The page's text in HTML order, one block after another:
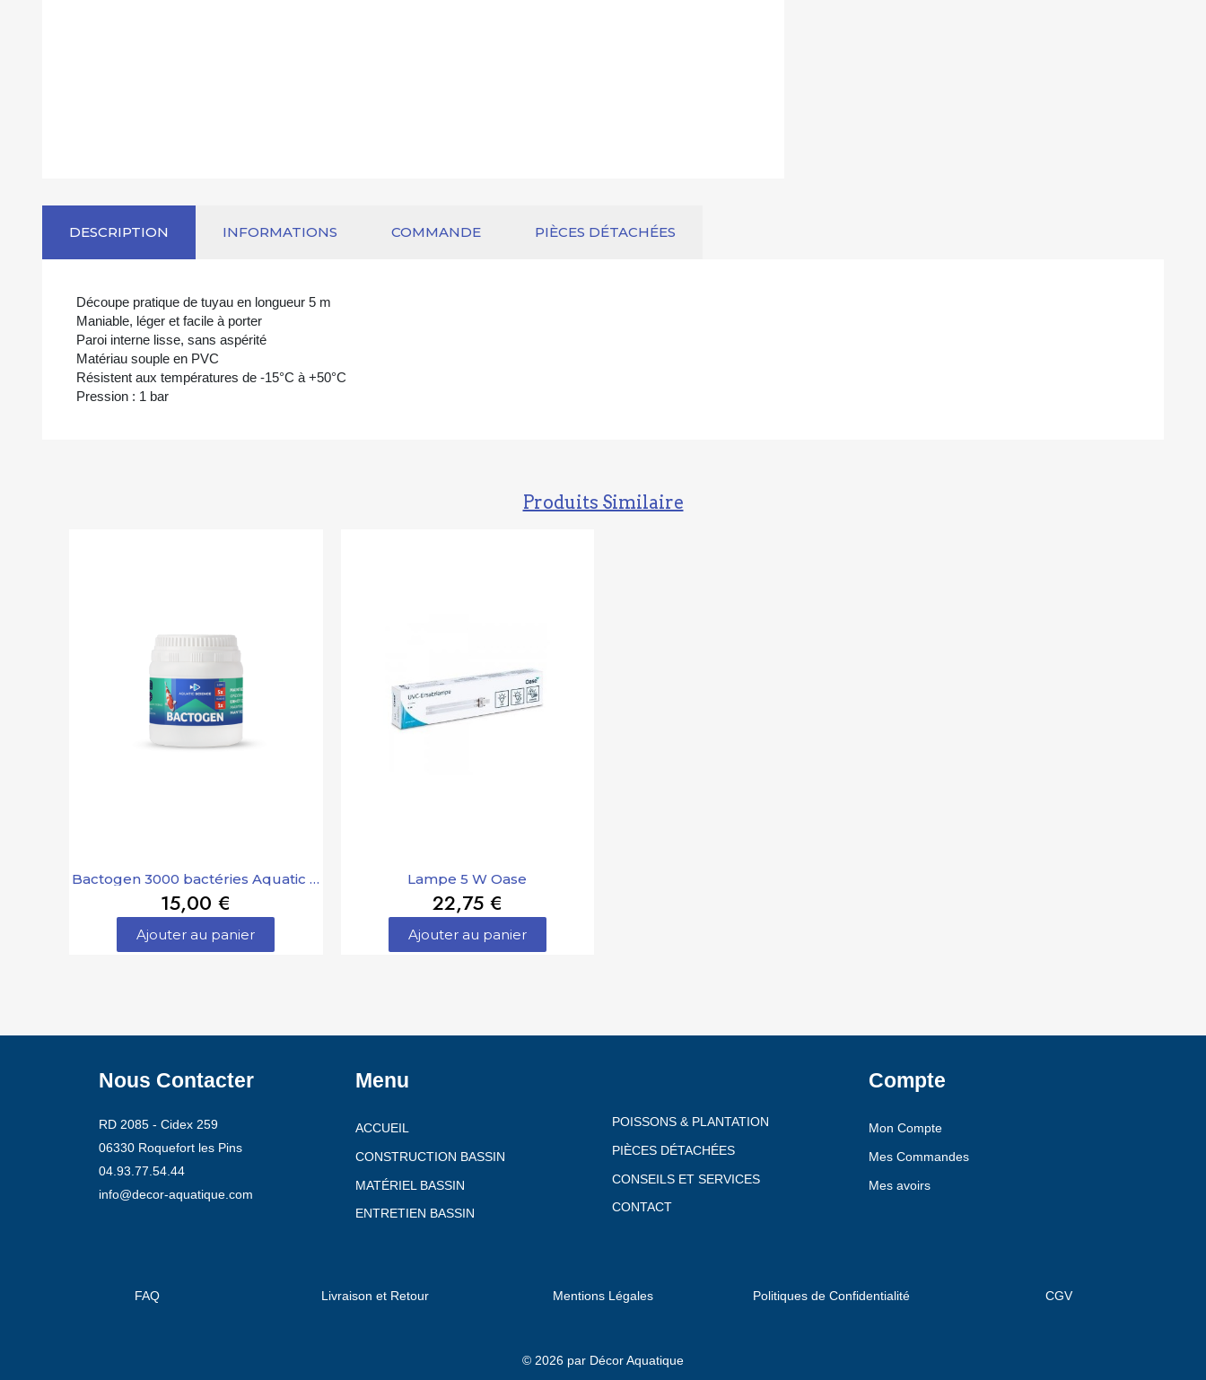
DESCRIPTION INFORMATIONS COMMANDE PIÈCES DÉTACHÉES
Découpe pratique de tuyau en longueur 5 m
Maniable, léger et facile à porter
Paroi interne lisse, sans aspérité
Matériau souple en PVC
Résistent aux températures de -15°C à +50°C
Pression : 1 bar
Produits Similaire
Bactogen 3000 bactéries Aquatic Science
15,00 €
Ajouter au panier
Lampe 5 W Oase
22,75 €
Ajouter au panier
Nous Contacter
RD 2085 - Cidex 259
06330 Roquefort les Pins
04.93.77.54.44
info@decor-aquatique.com
Menu
ACCUEIL
CONSTRUCTION BASSIN
MATÉRIEL BASSIN
ENTRETIEN BASSIN
POISSONS & PLANTATION
PIÈCES DÉTACHÉES
CONSEILS ET SERVICES
CONTACT
Compte
Mon Compte
Mes Commandes
Mes avoirs
FAQ Livraison et Retour Mentions Légales Politiques de Confidentialité CGV
© 2026 par Décor Aquatique